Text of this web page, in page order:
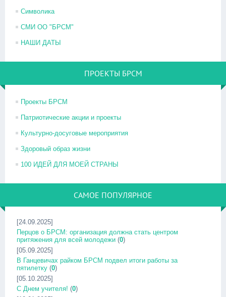
Символика
СМИ ОО "БРСМ"
НАШИ ДАТЫ
ПРОЕКТЫ БРСМ
Проекты БРСМ
Патриотические акции и проекты
Культурно-досуговые мероприятия
Здоровый образ жизни
100 ИДЕЙ ДЛЯ МОЕЙ СТРАНЫ
САМОЕ ПОПУЛЯРНОЕ
[24.09.2025]
Перцов о БРСМ: организация должна стать центром
притяжения для всей молодежи (0)
[05.09.2025]
В Ганцевичах райком БРСМ подвел итоги работы за
пятилетку (0)
[05.10.2025]
С Днем учителя! (0)